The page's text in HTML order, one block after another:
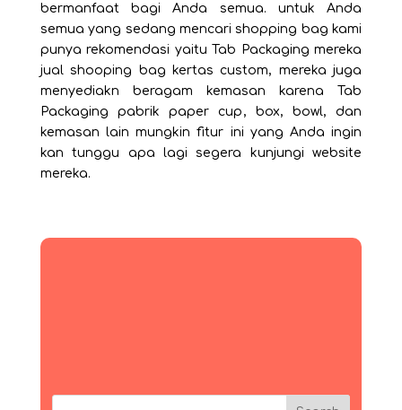
bermanfaat bagi Anda semua. untuk Anda
semua yang sedang mencari shopping bag kami
punya rekomendasi yaitu Tab Packaging mereka
jual shooping bag kertas custom, mereka juga
menyediakn beragam kemasan karena Tab
Packagingpabrik paper cup , box, bowl, dan
kemasan lain mungkin fitur ini yang Anda ingin
kan tunggu apa lagi segera kunjungi website
mereka.